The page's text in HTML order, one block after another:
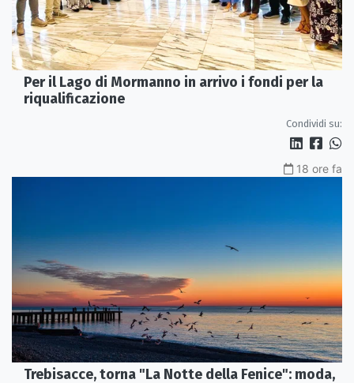
Per il Lago di Mormanno in arrivo i fondi per la
riqualificazione
Condividi su:
18 ore fa
Trebisacce, torna "La Notte della Fenice": moda,